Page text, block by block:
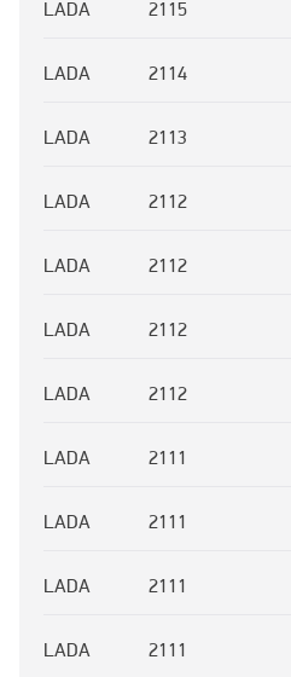
LADA 2115
LADA 2114
LADA 2113
LADA 2112
LADA 2112
LADA 2112
LADA 2112
LADA 2111
LADA 2111
LADA 2111
LADA 2111